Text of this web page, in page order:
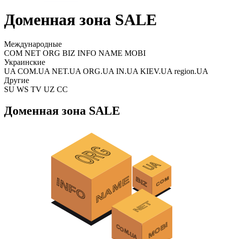
Доменная зона SALE
Международные
COM NET ORG BIZ INFO NAME MOBI
Украинские
UA COM.UA NET.UA ORG.UA IN.UA KIEV.UA region.UA
Другие
SU WS TV UZ CC
Доменная зона SALE